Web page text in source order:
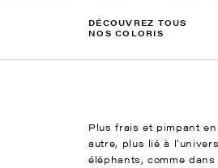
DÉCOUVREZ TOUS
NOS COLORIS
Plus frais et pimpant
autre, plus lié à
éléphants, comme